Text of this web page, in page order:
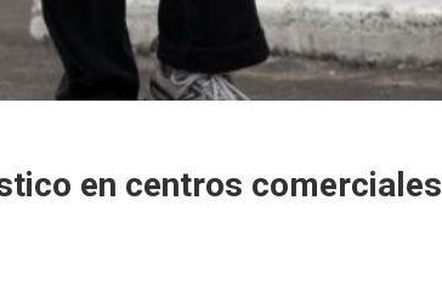
en centros comerciales